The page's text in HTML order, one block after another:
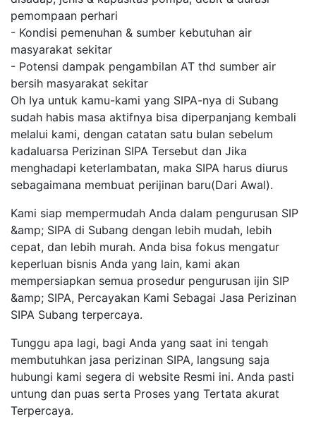
pemompaan perhari
- Kondisi pemenuhan & sumber kebutuhan air
masyarakat sekitar
- Potensi dampak pengambilan AT thd sumber air
bersih masyarakat sekitar
Oh Iya untuk kamu-kami yang SIPA-nya di Subang
sudah habis masa aktifnya bisa diperpanjang kembali
melalui kami, dengan catatan satu bulan sebelum
kadaluarsa Perizinan SIPA Tersebut dan Jika
menghadapi keterlambatan, maka SIPA harus diurus
sebagaimana membuat perijinan baru(Dari Awal).
Kami siap mempermudah Anda dalam pengurusan SIP
&amp; SIPA di Subang dengan lebih mudah, lebih
cepat, dan lebih murah. Anda bisa fokus mengatur
keperluan bisnis Anda yang lain, kami akan
mempersiapkan semua prosedur pengurusan ijin SIP
&amp; SIPA, Percayakan Kami Sebagai Jasa Perizinan
SIPA Subang terpercaya.
Tunggu apa lagi, bagi Anda yang saat ini tengah
membutuhkan jasa perizinan SIPA, langsung saja
hubungi kami segera di website Resmi ini. Anda pasti
untung dan puas serta Proses yang Tertata akurat
Terpercaya.